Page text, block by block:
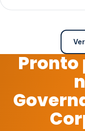
Pronto